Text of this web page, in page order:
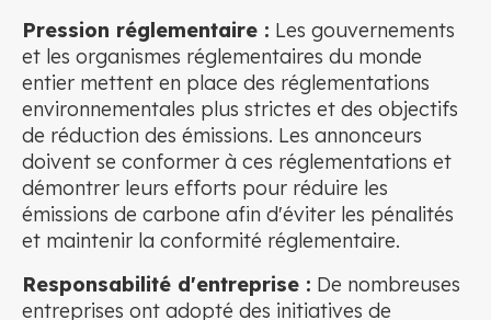
Pression réglementaire : Les gouvernements
et les organismes réglementaires du monde
entier mettent en place des réglementations
environnementales plus strictes et des objectifs
de réduction des émissions. Les annonceurs
doivent se conformer à ces réglementations et
démontrer leurs efforts pour réduire les
émissions de carbone afin d'éviter les pénalités
et maintenir la conformité réglementaire.
Responsabilité d'entreprise : De nombreuses
entreprises ont adopté des initiatives de